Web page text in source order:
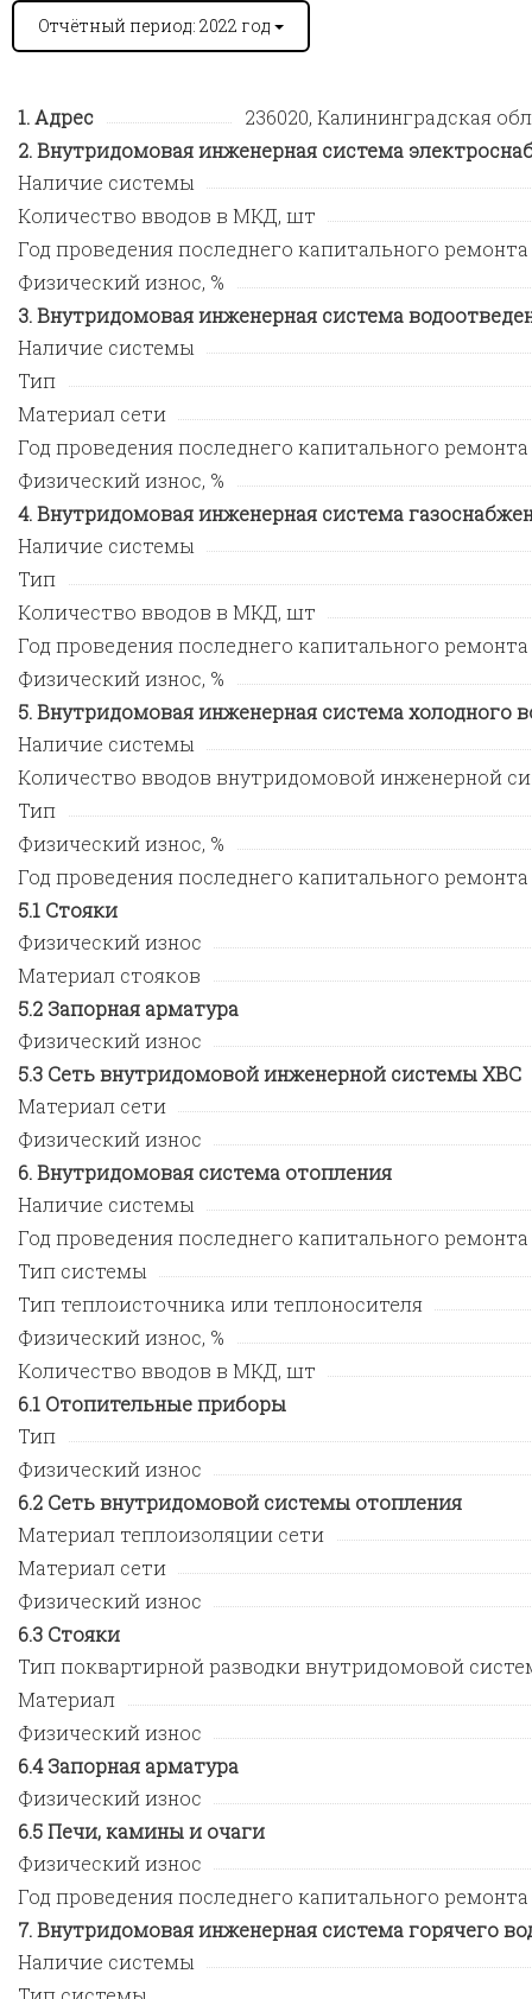
Отчётный период: 2022 год
Адрес
236020, Калининградская
Внутридомовая инженерная система
Наличие системы
Количество вводов в МКД, шт
Год проведения последнего капитального ремонта
Физический износ, %
Внутридомовая инженерная система
Наличие системы
Тип
Материал сети
Год проведения последнего капитального ремонта
Физический износ, %
Внутридомовая инженерная система
Наличие системы
Тип
Количество вводов в МКД, шт
Год проведения последнего капитального ремонта
Физический износ, %
Внутридомовая инженерная система холодного
Наличие системы
Количество вводов внутридомовой инженерной
Тип
Физический износ, %
Год проведения последнего капитального ремонта
Стояки
Физический износ
Материал стояков
Запорная арматура
Физический износ
Сеть внутридомовой инженерной системы ХВС
Материал сети
Физический износ
Внутридомовая система отопления
Наличие системы
Год проведения последнего капитального ремонта
Тип системы
Тип теплоисточника или теплоносителя
Физический износ, %
Количество вводов в МКД, шт
Отопительные приборы
Тип
Физический износ
Сеть внутридомовой системы отопления
Материал теплоизоляции сети
Материал сети
Физический износ
Стояки
Тип поквартирной разводки внутридомовой
Материал
Физический износ
Запорная арматура
Физический износ
Печи, камины и очаги
Физический износ
Год проведения последнего капитального ремонта
Внутридомовая инженерная система горячего
Наличие системы